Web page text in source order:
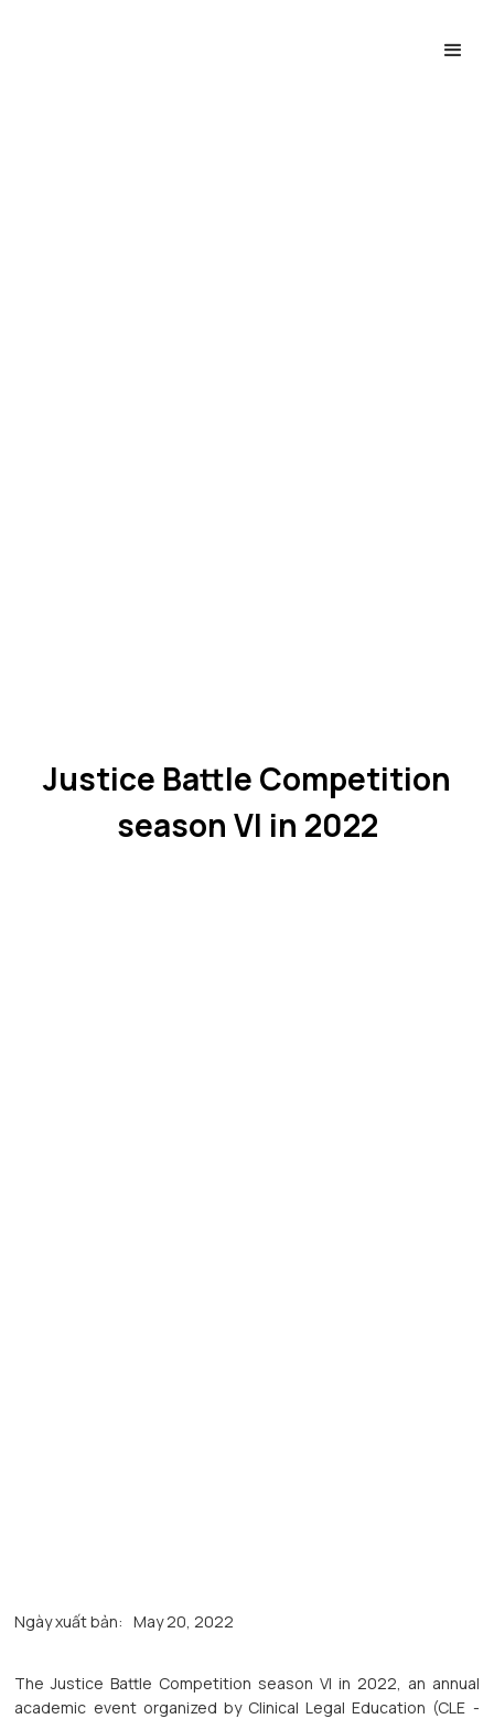
Justice Battle Competition
season VI in 2022
Ngày xuất bản: May 20, 2022
The Justice Battle Competition season VI in 2022, an annual
academic event organized by Clinical Legal Education (CLE -